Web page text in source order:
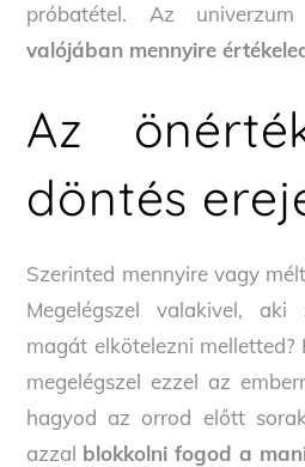
próbatétel. Az
valójában mennyire
Az
döntés
Szerinted mennyire vagy
Megelégszel valakivel,
magát elkötelezni
megelégszel ezzel az
hagyod az orrod előtt
azzal blokkolni fogod a